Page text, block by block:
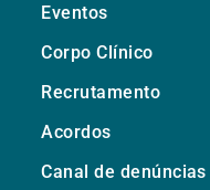
Eventos
Corpo Clínico
Recrutamento
Acordos
Canal de denúncias